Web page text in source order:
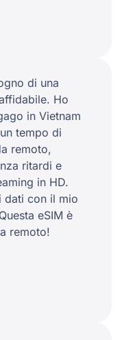
di una
Ho
in Vietnam
tempo di
remoto,
ritardi e
in HD.
dati con il mio
eSIM è
remoto!